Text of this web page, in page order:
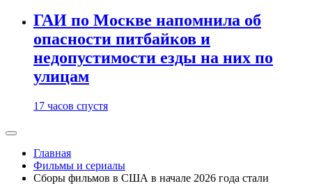
ГАИ по Москве напомнила об
опасности питбайков и
недопустимости езды на них по
улицам
17 часов спустя
Главная
Фильмы и сериалы
Сборы фильмов в США в начале 2026 года стали